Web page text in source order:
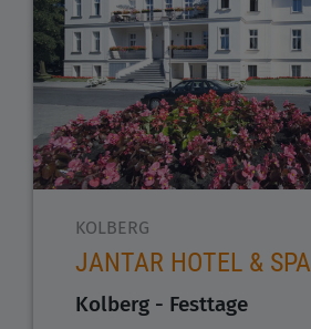
KOLBERG
JANTAR HOTEL & SPA
Kolberg - Festtage